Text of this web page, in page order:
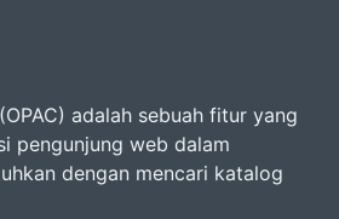
adalah sebuah fitur yang
pengunjung web dalam
dengan mencari katalog